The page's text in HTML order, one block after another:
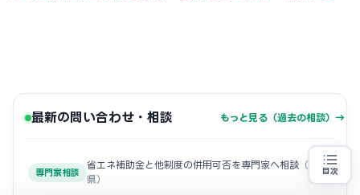
目次
最新の問い合わせ・相談 もっと見る（過去の相談）→
専門家相談
省エネ補助金と他制度の併用可否を専門家へ相談 （岐阜
県）
省エネ設備の導入をお考えの方